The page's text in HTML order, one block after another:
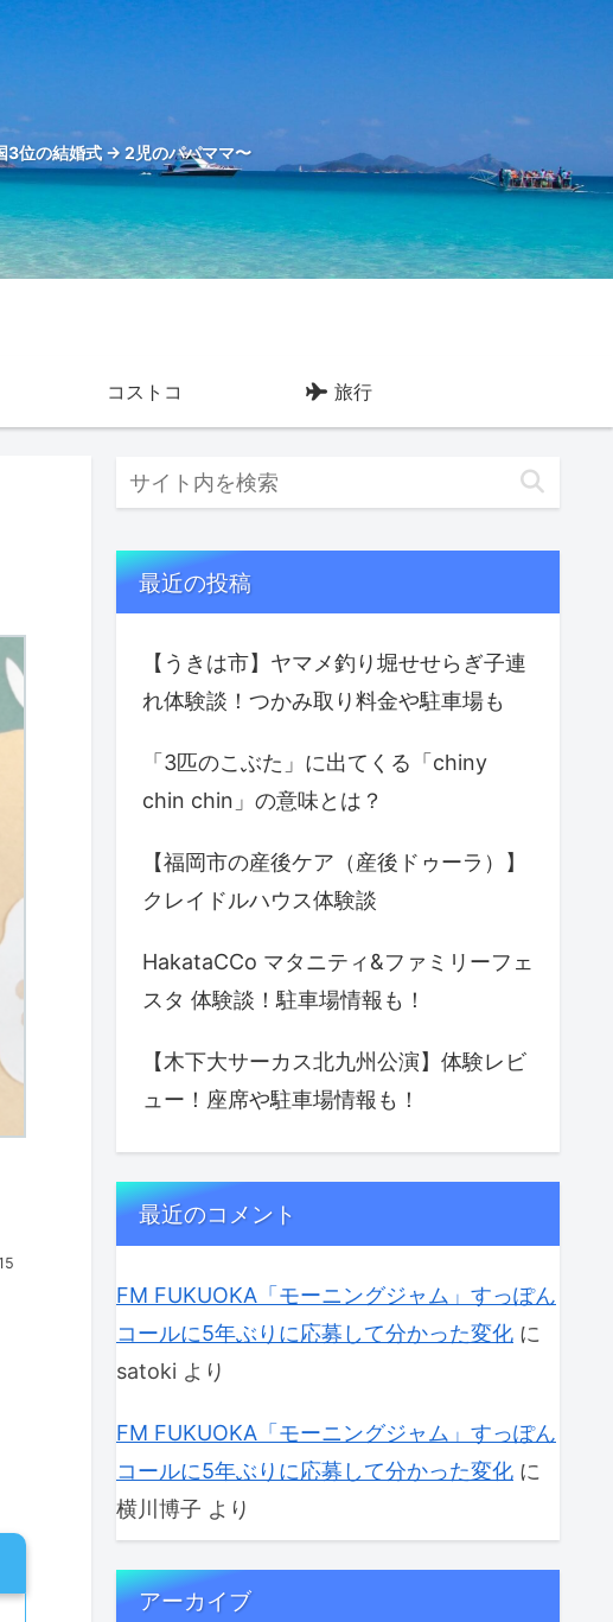
位の結婚式 → 2児のパパママ〜
コストコ 旅行
最近の投稿
【うきは市】ヤマメ釣り堀せせらぎ子連
れ体験談！つかみ取り料金や駐車場も
「3匹のこぶた」に出てくる「chiny
chin chin」の意味とは？
【福岡市の産後ケア（産後ドゥーラ）】
クレイドルハウス体験談
HakataCCo マタニティ&ファミリーフェ
スタ 体験談！駐車場情報も！
【木下大サーカス北九州公演】体験レビ
ュー！座席や駐車場情報も！
最近のコメント
FM FUKUOKA「モーニングジャム」すっぽん
コールに5年ぶりに応募して分かった変化 に
satoki より
FM FUKUOKA「モーニングジャム」すっぽん
コールに5年ぶりに応募して分かった変化 に
横川博子 より
アーカイブ